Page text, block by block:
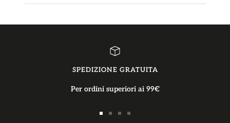
SPEDIZIONE GRATUITA
Per ordini superiori ai 99€